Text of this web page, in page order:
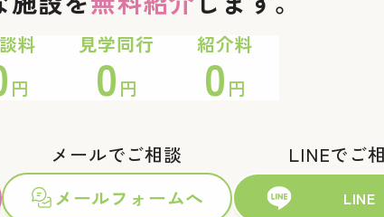
料
円
見学同行
0 円
紹介料
0 円
メールでご相談
メールフォームへ
LINEでご
LINE